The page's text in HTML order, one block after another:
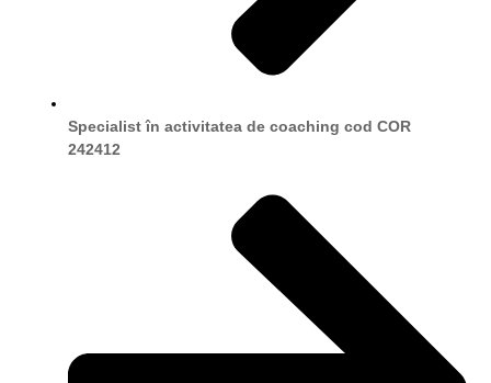
Specialist în activitatea de coaching cod COR
242412